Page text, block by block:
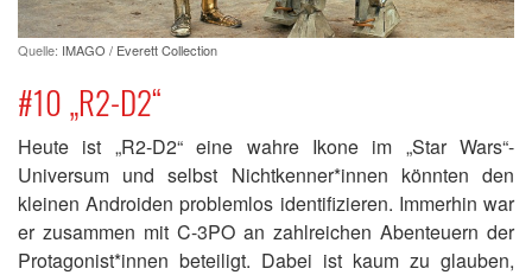
Quelle: IMAGO / Everett Collection
#10 „R2-D2“
Heute ist „R2-D2“ eine wahre Ikone im „Star Wars“-
Universum und selbst Nichtkenner*innen könnten den
kleinen Androiden problemlos identifizieren. Immerhin war
er zusammen mit C-3PO an zahlreichen Abenteuern der
Protagonist*innen beteiligt. Dabei ist kaum zu glauben,